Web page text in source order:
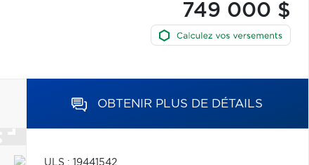
749 000 $
OBTENIR PLUS DE DÉTAILS
ULS : 19441542